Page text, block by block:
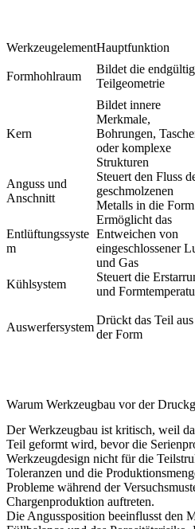
WerkzeugelementHauptfunktion
Formhohlraum
Bildet die
Teilgeometrie
Kern
Bildet innere
Merkmale,
Bohrungen,
oder komplexe
Strukturen
Anguss und
Anschnitt
Steuert den Fluss
geschmolzenen
Metalls in die Form
Entlüftungssyste
m
Ermöglicht das
Entweichen von
eingeschlossener
und Gas
Kühlsystem
Steuert die
und
Auswerfersystem
Drückt das Teil aus
der Form
Warum Werkzeugbau vor der
Der Werkzeugbau ist kritisch, weil
Teil geformt wird, bevor die
Werkzeugdesign nicht für die
Toleranzen und die
Probleme während der
Chargenproduktion auftreten.
Die Angussposition beeinflusst den